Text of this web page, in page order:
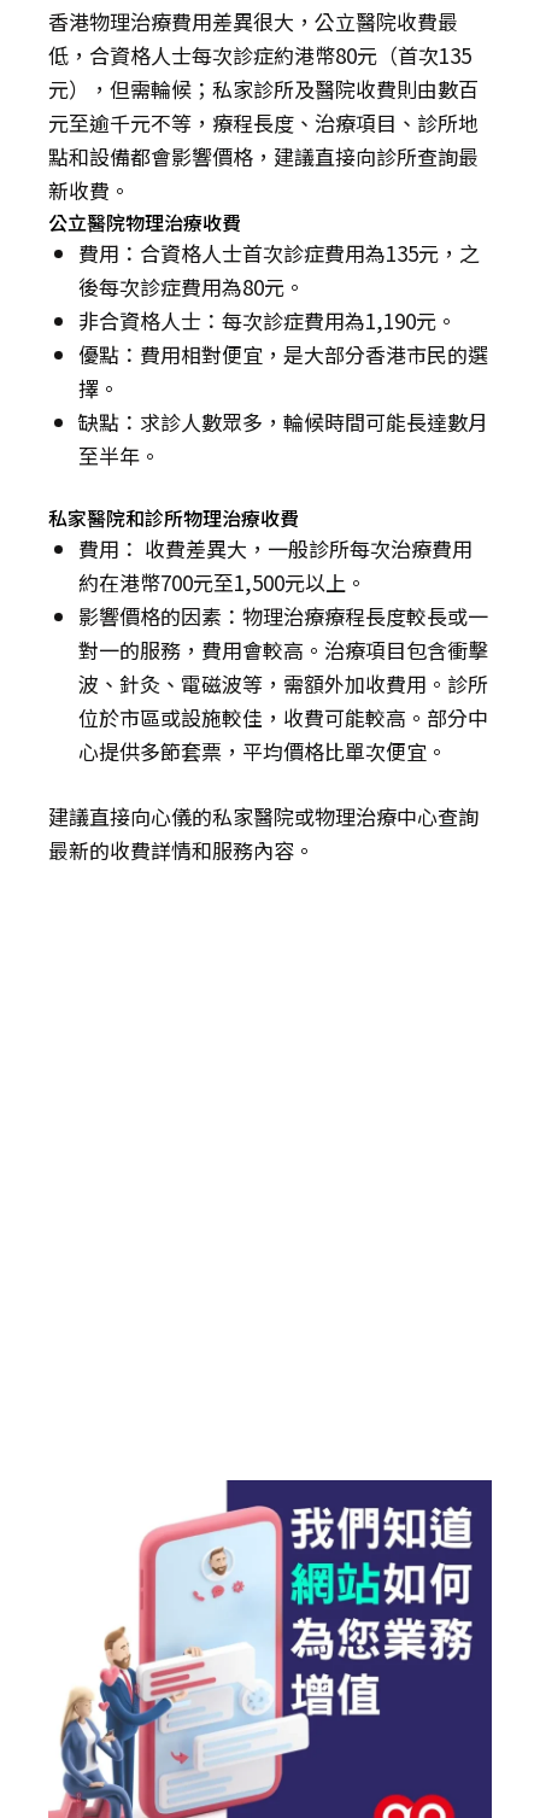
香港物理治療費用差異很大，公立醫院收費最
低，合資格人士每次診症約港幣80元（首次135
元），但需輪候；私家診所及醫院收費則由數百
元至逾千元不等，療程長度、治療項目、診所地
點和設備都會影響價格，建議直接向診所查詢最
新收費。
公立醫院物理治療收費
費用：合資格人士首次診症費用為135元，之
後每次診症費用為80元。
非合資格人士：每次診症費用為1,190元。
優點：費用相對便宜，是大部分香港市民的選
擇。
缺點：求診人數眾多，輪候時間可能長達數月
至半年。
私家醫院和診所物理治療收費
費用： 收費差異大，一般診所每次治療費用
約在港幣700元至1,500元以上。
影響價格的因素：物理治療療程長度較長或一
對一的服務，費用會較高。治療項目包含衝擊
波、針灸、電磁波等，需額外加收費用。診所
位於市區或設施較佳，收費可能較高。部分中
心提供多節套票，平均價格比單次便宜。
建議直接向心儀的私家醫院或物理治療中心查詢
最新的收費詳情和服務內容。